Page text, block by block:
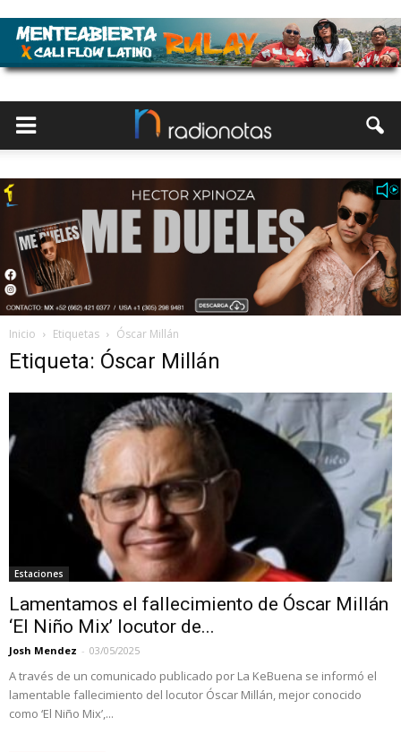
Inicio Etiquetas Óscar Millán
Etiqueta: Óscar Millán
Estaciones
Lamentamos el fallecimiento de Óscar Millán
‘El Niño Mix’ locutor de...
Josh Mendez - 03/05/2025
A través de un comunicado publicado por La KeBuena se informó el
lamentable fallecimiento del locutor Óscar Millán, mejor conocido
como ‘El Niño Mix’,...